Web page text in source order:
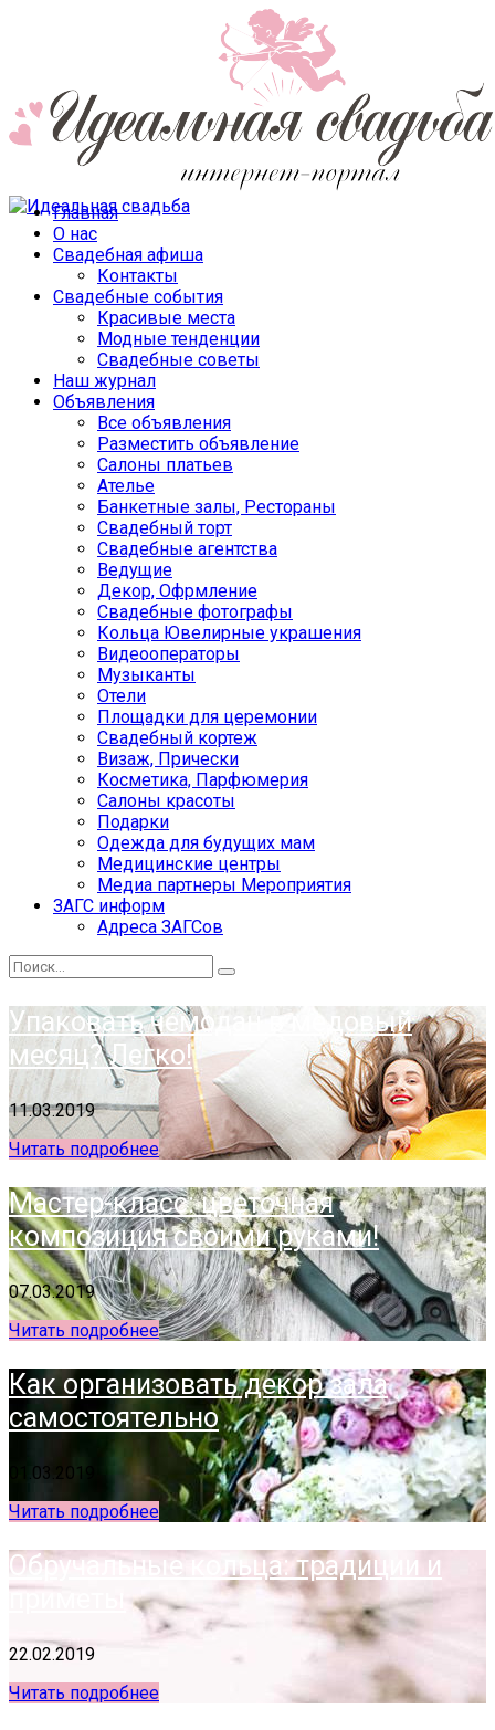
Главная
О нас
Свадебная афиша
Контакты
Свадебные события
Красивые места
Модные тенденции
Свадебные советы
Наш журнал
Объявления
Все объявления
Разместить объявление
Салоны платьев
Ателье
Банкетные залы, Рестораны
Свадебный торт
Свадебные агентства
Ведущие
Декор, Офрмление
Свадебные фотографы
Кольца Ювелирные украшения
Видеооператоры
Музыканты
Отели
Площадки для церемонии
Свадебный кортеж
Визаж, Прически
Косметика, Парфюмерия
Салоны красоты
Подарки
Одежда для будущих мам
Медицинские центры
Медиа партнеры Мероприятия
ЗАГС информ
Адреса ЗАГСов
Упаковать чемодан в медовый
месяц? Легко!
11.03.2019
Читать подробнее
Мастер-класс: цветочная
композиция своими руками!
07.03.2019
Читать подробнее
Как организовать декор зала
самостоятельно
01.03.2019
Читать подробнее
Обручальные кольца: традиции и
приметы
22.02.2019
Читать подробнее